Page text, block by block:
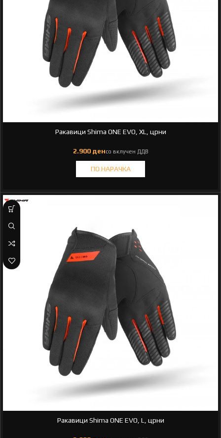
Ракавици Shima ONE EVO, XL, црни
Ракавици Shima ONE EVO, L, црни